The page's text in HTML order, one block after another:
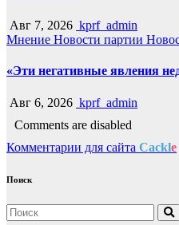
Авг 7, 2026 kprf_admin
Мнение Новости партии
«Эти негативные явления
Авг 6, 2026 kprf_admin
Comments are disabled
Комментарии для сайта Cackle
Поиск